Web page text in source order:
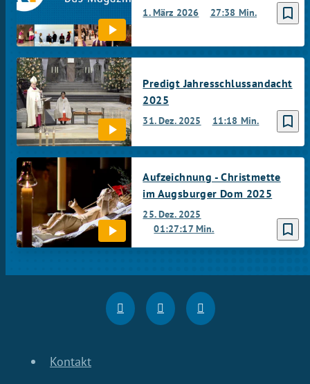
bookmark_border
1. März 2026 27:38 Min.
bookmark_border
31. Dez. 2025 11:18 Min.
Predigt Jahresschlussandacht
2025
bookmark_border
25. Dez. 2025
01:27:17 Min.
Aufzeichnung - Christmette
im Augsburger Dom 2025
Kontakt